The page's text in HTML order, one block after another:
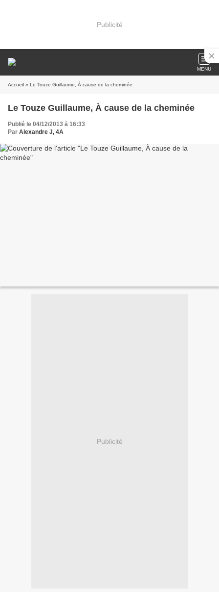
Publicité
MENU
Accueil » Le Touze Guillaume, À cause de la cheminée
Le Touze Guillaume, À cause de la cheminée
Publié le 04/12/2013 à 16:33
Par Alexandre J, 4A
Publicité